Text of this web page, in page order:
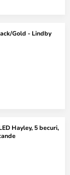
Gold - Lindby
Hayley, 5 becuri,